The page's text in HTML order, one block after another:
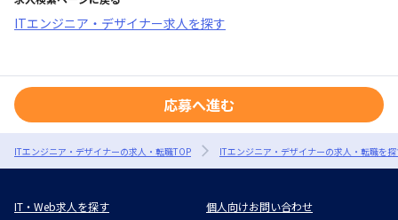
ITエンジニア・デザイナー求人を探す
応募へ進む
ITエンジニア・デザイナーの求人・転職TOP ITエンジニア・デザイナーの求人・転職を
IT・Web求人を探す 個人向けお問い合わせ